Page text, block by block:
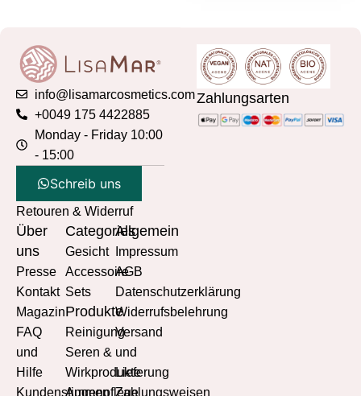
info@lisamarcosmetics.com
+0049 175 4422885
Monday - Friday 10:00
- 15:00
Schreib uns
Retouren & Widerruf
Über
uns
Presse
Kontakt
Magazin
FAQ
und
Hilfe
Kundenstimmen
Categories
Gesicht
Accessoire
Sets
Produkte
Reinigung
Seren &
Wirkprodukte
Augenpflege
Allgemein
Impressum
AGB
Datenschutzerklärung
Widerrufsbelehrung
Versand
und
Lieferung
Zahlungsweisen
Zahlungsarten